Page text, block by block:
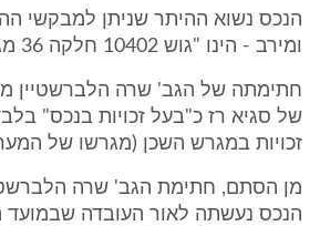
הנכס נשוא ההיתר שניתן למבקשי
ומירב - הינו "גוש 10402 חלקה 36 מגרש 607".
חתימתה של הגב' שרה הלברשטיין
של סגיא רז כ"בעל זכויות בנכס"
זכויות במגרש השכן (מגרשו של
מן הסתם, חתימת הגב' שרה
הנכס נעשתה לאור העובדה שבמועד